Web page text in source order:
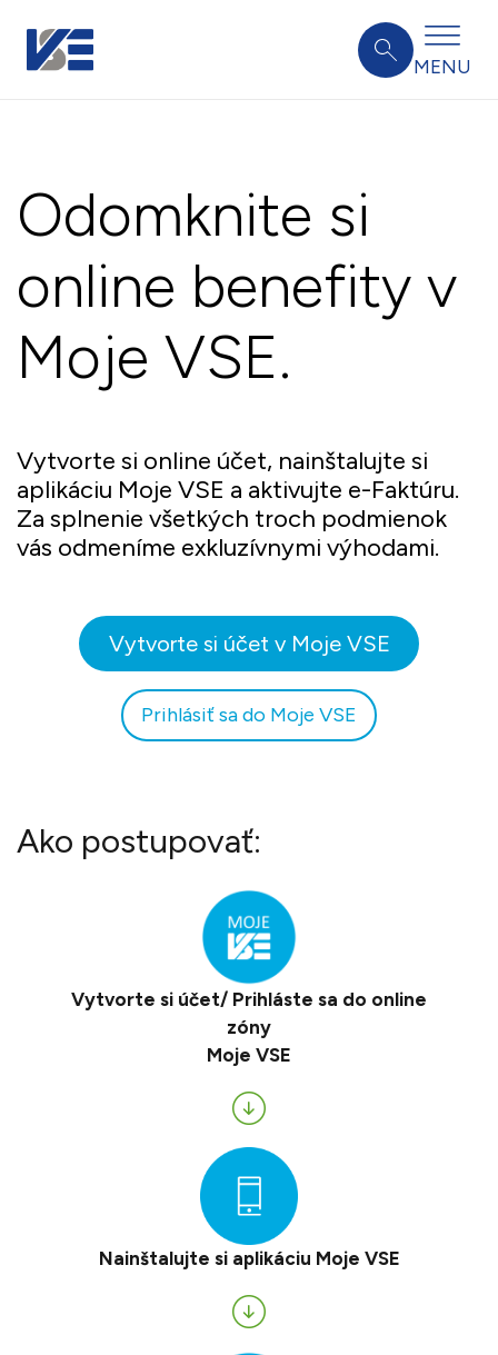
MENU
Odomknite si
online benefity v
Moje VSE.
Vytvorte si online účet, nainštalujte si
aplikáciu Moje VSE a aktivujte e-Faktúru.
Za splnenie všetkých troch podmienok
vás odmeníme exkluzívnymi výhodami.
Vytvorte si účet v Moje VSE
Prihlásiť sa do Moje VSE
Ako postupovať:
Vytvorte si účet/ Prihláste sa do online
zóny
Moje VSE
Nainštalujte si aplikáciu Moje VSE